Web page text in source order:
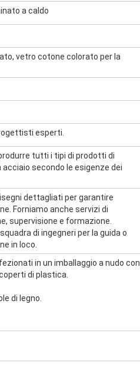
a caldo
vetro cotone colorato per la
esperti.
tutti i tipi di prodotti di
secondo le esigenze dei
dettagliati per garantire
Forniamo anche servizi di
supervisione e formazione.
di ingegneri per la guida o
in loco.
in un imballaggio a nudo con
di plastica.
di legno.